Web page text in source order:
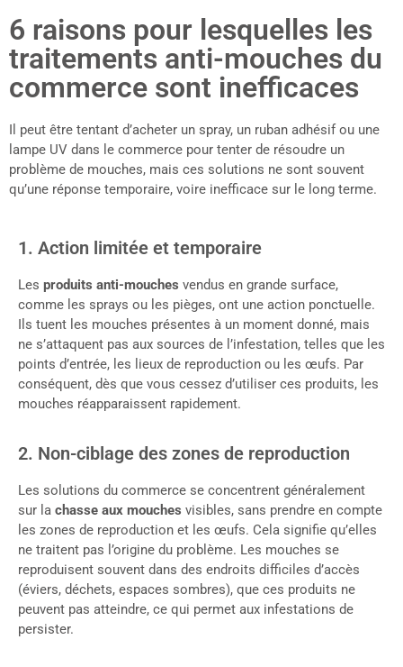
6 raisons pour lesquelles les
traitements anti-mouches du
commerce sont inefficaces
Il peut être tentant d’acheter un spray, un ruban adhésif ou une
lampe UV dans le commerce pour tenter de résoudre un
problème de mouches, mais ces solutions ne sont souvent
qu’une réponse temporaire, voire inefficace sur le long terme.
1. Action limitée et temporaire
Les produits anti-mouches vendus en grande surface,
comme les sprays ou les pièges, ont une action ponctuelle.
Ils tuent les mouches présentes à un moment donné, mais
ne s’attaquent pas aux sources de l’infestation, telles que les
points d’entrée, les lieux de reproduction ou les œufs. Par
conséquent, dès que vous cessez d’utiliser ces produits, les
mouches réapparaissent rapidement.
2. Non-ciblage des zones de reproduction
Les solutions du commerce se concentrent généralement
sur la chasse aux mouches visibles, sans prendre en compte
les zones de reproduction et les œufs. Cela signifie qu’elles
ne traitent pas l’origine du problème. Les mouches se
reproduisent souvent dans des endroits difficiles d’accès
(éviers, déchets, espaces sombres), que ces produits ne
peuvent pas atteindre, ce qui permet aux infestations de
persister.